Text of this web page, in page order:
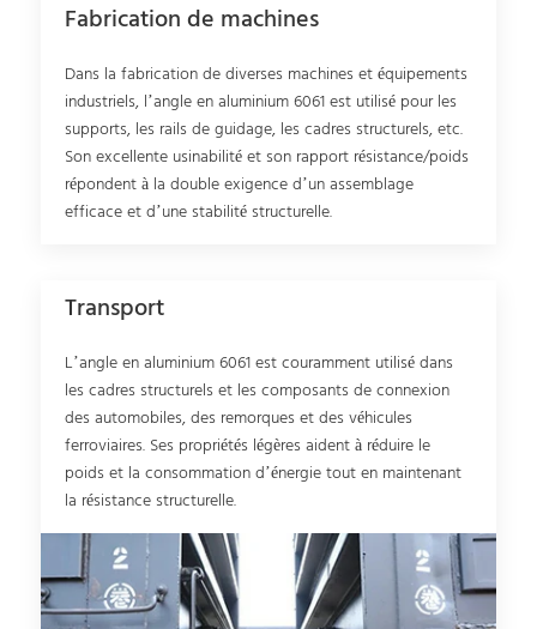
Fabrication de machines
Dans la fabrication de diverses machines et équipements
industriels, l’angle en aluminium 6061 est utilisé pour les
supports, les rails de guidage, les cadres structurels, etc.
Son excellente usinabilité et son rapport résistance/poids
répondent à la double exigence d’un assemblage
efficace et d’une stabilité structurelle.
Transport
L’angle en aluminium 6061 est couramment utilisé dans
les cadres structurels et les composants de connexion
des automobiles, des remorques et des véhicules
ferroviaires. Ses propriétés légères aident à réduire le
poids et la consommation d’énergie tout en maintenant
la résistance structurelle.